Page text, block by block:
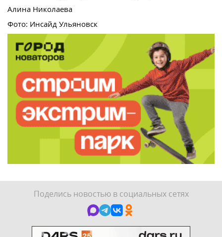
Алина Николаева
Фото: Инсайд Ульяновск
Поделись новостью в социальных сетях